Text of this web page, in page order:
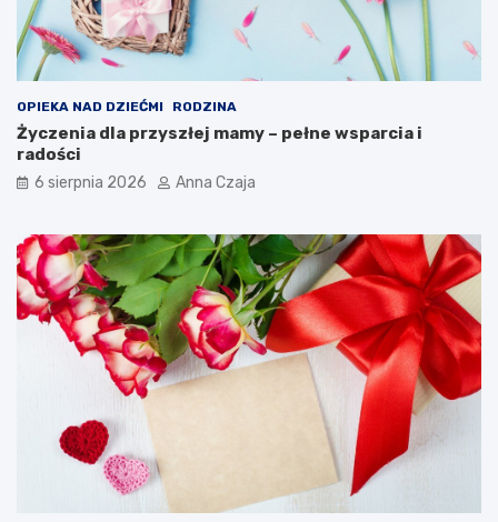
OPIEKA NAD DZIEĆMI RODZINA
Życzenia dla przyszłej mamy – pełne wsparcia i
radości
6 sierpnia 2026 Anna Czaja